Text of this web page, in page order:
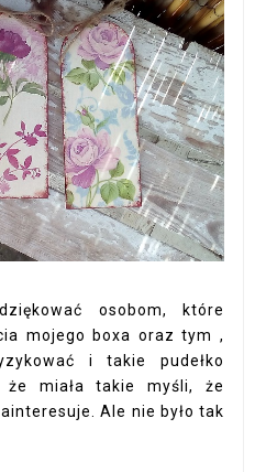
osobom, które
mojego boxa oraz tym ,
i takie pudełko
że miała takie myśli, że
Ale nie było tak